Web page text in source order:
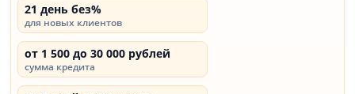
21 день без%
для новых клиентов
от 1 500 до 30 000 рублей
сумма кредита